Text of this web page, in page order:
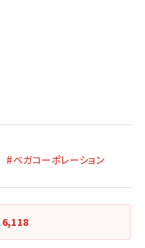
#ベガコーポレーション
6,118